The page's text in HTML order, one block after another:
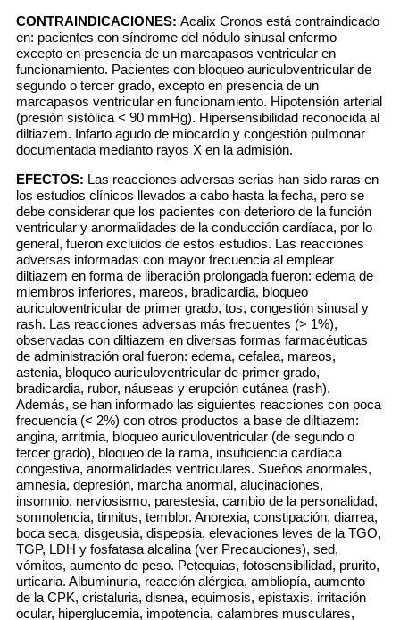
CONTRAINDICACIONES: Acalix Cronos está contraindicado
en: pacientes con síndrome del nódulo sinusal enfermo
excepto en presencia de un marcapasos ventricular en
funcionamiento. Pacientes con bloqueo auriculoventricular de
segundo o tercer grado, excepto en presencia de un
marcapasos ventricular en funcionamiento. Hipotensión arterial
(presión sistólica < 90 mmHg). Hipersensibilidad reconocida al
diltiazem. Infarto agudo de miocardio y congestión pulmonar
documentada medianto rayos X en la admisión.
EFECTOS: Las reacciones adversas serias han sido raras en
los estudios clínicos llevados a cabo hasta la fecha, pero se
debe considerar que los pacientes con deterioro de la función
ventricular y anormalidades de la conducción cardíaca, por lo
general, fueron excluidos de estos estudios. Las reacciones
adversas informadas con mayor frecuencia al emplear
diltiazem en forma de liberación prolongada fueron: edema de
miembros inferiores, mareos, bradicardia, bloqueo
auriculoventricular de primer grado, tos, congestión sinusal y
rash. Las reacciones adversas más frecuentes (> 1%),
observadas con diltiazem en diversas formas farmacéuticas
de administración oral fueron: edema, cefalea, mareos,
astenia, bloqueo auriculoventricular de primer grado,
bradicardia, rubor, náuseas y erupción cutánea (rash).
Además, se han informado las siguientes reacciones con poca
frecuencia (< 2%) con otros productos a base de diltiazem:
angina, arritmia, bloqueo auriculoventricular (de segundo o
tercer grado), bloqueo de la rama, insuficiencia cardíaca
congestiva, anormalidades ventriculares. Sueños anormales,
amnesia, depresión, marcha anormal, alucinaciones,
insomnio, nerviosismo, parestesia, cambio de la personalidad,
somnolencia, tinnitus, temblor. Anorexia, constipación, diarrea,
boca seca, disgeusia, dispepsia, elevaciones leves de la TGO,
TGP, LDH y fosfatasa alcalina (ver Precauciones), sed,
vómitos, aumento de peso. Petequias, fotosensibilidad, prurito,
urticaria. Albuminuria, reacción alérgica, ambliopía, aumento
de la CPK, cristaluria, disnea, equimosis, epistaxis, irritación
ocular, hiperglucemia, impotencia, calambres musculares,